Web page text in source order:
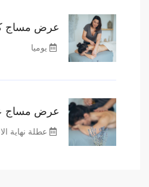
عرض مساج
يوميا
عرض مساج
عطلة نهاية